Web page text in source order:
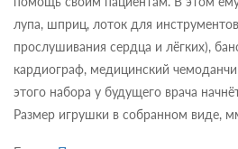
лупа, шприц, лоток для
прослушивания сердца и лёгких),
кардиограф, медицинский
этого набора у будущего врача
Размер игрушки в собранном виде,